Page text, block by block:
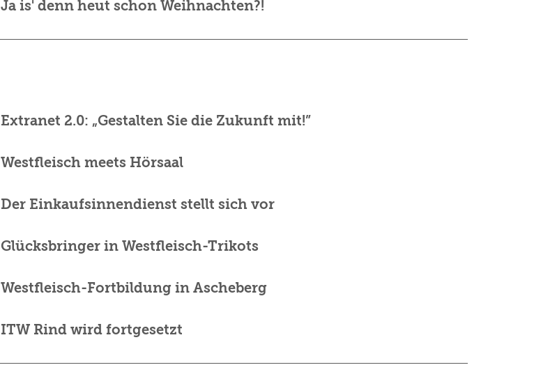
Ja is' denn heut schon Weihnachten?!
Extranet 2.0: „Gestalten Sie die Zukunft mit!”
Westfleisch meets Hörsaal
Der Einkaufsinnendienst stellt sich vor
Glücksbringer in Westfleisch-Trikots
Westfleisch-Fortbildung in Ascheberg
ITW Rind wird fortgesetzt